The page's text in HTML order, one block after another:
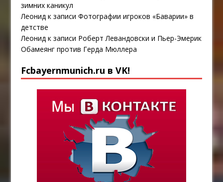
зимних каникул
Леонид к записиФотографии игроков «Баварии» в
детстве
Леонид к записи Роберт Левандовски и Пьер-Эмерик
Обамеянг против Герда Мюллера
Fcbayernmunich.ru в VK!